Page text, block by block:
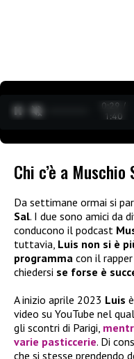
0:30 /
1:40
Chi c’è a
Da settimane ormai si
Sal. I due sono amici da
conducono il podcast
tuttavia, Luis non si è
programma con il
chiedersi se forse è
A inizio aprile 2023 Luis
video su YouTube nel
gli scontri di Parigi,
varie pasticcerie. Di
che si stesse prendendo